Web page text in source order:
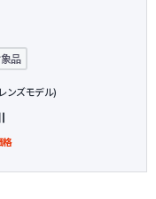
品
ンズモデル)
格